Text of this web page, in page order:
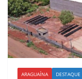
ARAGUAÍNA DESTAQUE